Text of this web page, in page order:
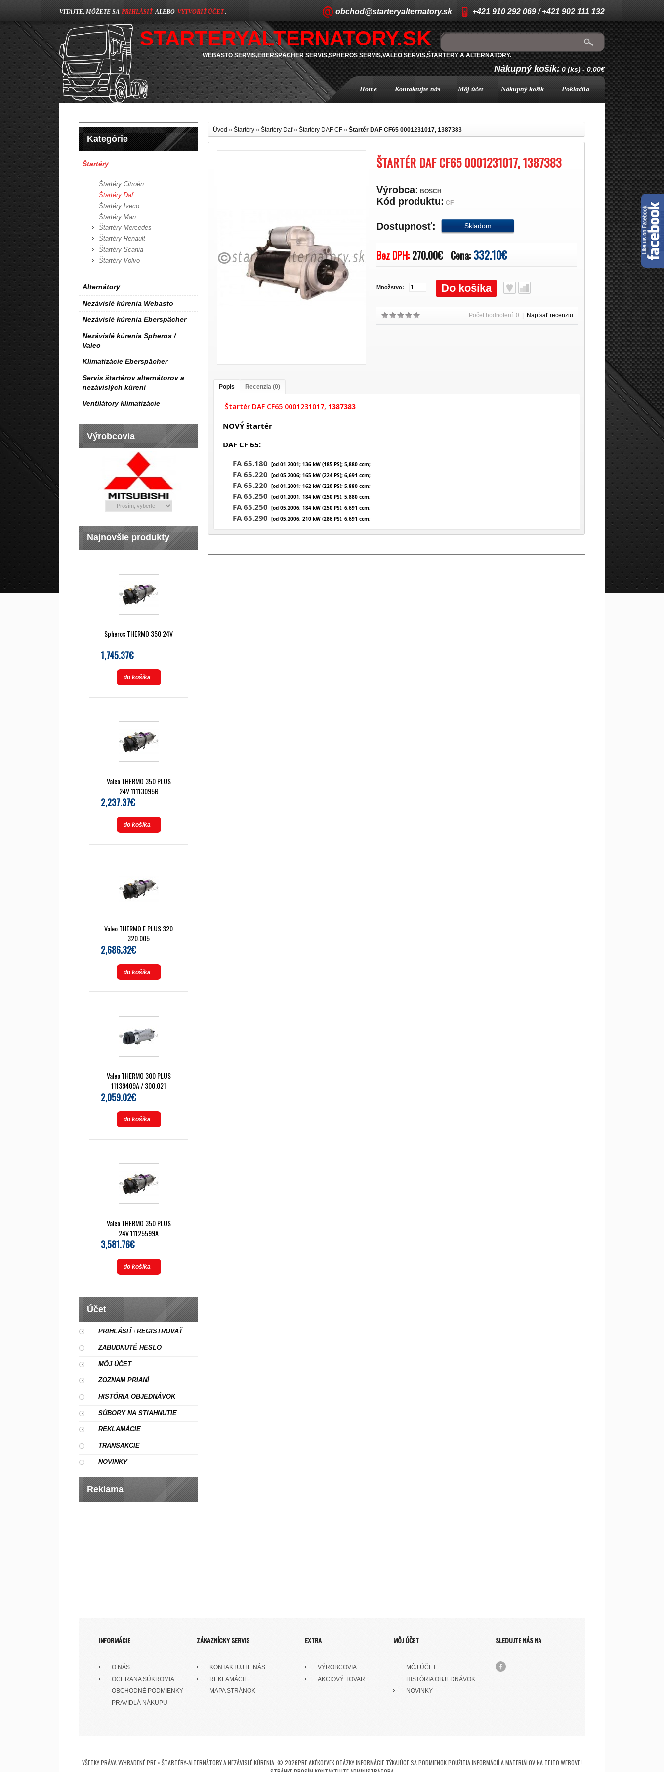
VITAJTE, MÔŽETE SA PRIHLÁSIŤ ALEBO VYTVORIŤ ÚČET. +421 910 292 069 / +421 902 111 132
obchod@starteryalternatory.sk
STARTERYALTERNATORY.SK
WEBASTO SERVIS,EBERSPÄCHER SERVIS,SPHEROS SERVIS,VALEO SERVIS,ŠTARTÉRY A ALTERNÁTORY.
Nákupný košík: 0 (ks) - 0.00€
Home Kontaktujte nás Môj účet Nákupný košík Pokladňa
Kategórie
Štartéry
Štartéry Citroën
Štartéry Daf
Štartéry Iveco
Štartéry Man
Štartéry Mercedes
Štartéry Renault
Štartéry Scania
Štartéry Volvo
Alternátory
Nezávislé kúrenia Webasto
Nezávislé kúrenia Eberspächer
Nezávislé kúrenia Spheros /
Valeo
Klimatizácie Eberspächer
Servis štartérov alternátorov a
nezávislých kúrení
Ventilátory klimatizácie
Výrobcovia
Najnovšie produkty
Spheros THERMO 350 24V
1,745.37€
do košíka
Valeo THERMO 350 PLUS
24V 11113095B
2,237.37€
do košíka
Valeo THERMO E PLUS 320
320.005
2,686.32€
do košíka
Valeo THERMO 300 PLUS
11139409A / 300.021
2,059.02€
do košíka
Valeo THERMO 350 PLUS
24V 11125599A
3,581.76€
do košíka
Účet
PRIHLÁSIŤ/REGISTROVAŤ
ZABUDNUTÉ HESLO
MÔJ ÚČET
ZOZNAM PRIANÍ
HISTÓRIA OBJEDNÁVOK
SÚBORY NA STIAHNUTIE
REKLAMÁCIE
TRANSAKCIE
NOVINKY
Reklama
Úvod » Štartéry » Štartéry Daf» Štartéry DAF CF » Štartér DAF CF65 0001231017, 1387383
ŠTARTÉR DAF CF65 0001231017, 1387383
Výrobca: BOSCH
Kód produktu: CF
Dostupnosť: Skladom
Bez DPH: 270.00€ Cena: 332.10€
Množstvo: Do košíka
Počet hodnotení: 0 Napísať recenziu
Popis Recenzia (0)
Štartér DAF CF65 0001231017, 1387383
NOVÝ štartér
DAF CF 65:
FA 65.180 [od 01.2001; 136 kW (185 PS); 5,880 ccm;
FA 65.220 [od 05.2006; 165 kW (224 PS); 6,691 ccm;
FA 65.220 [od 01.2001; 162 kW (220 PS); 5,880 ccm;
FA 65.250 [od 01.2001; 184 kW (250 PS); 5,880 ccm;
FA 65.250 [od 05.2006; 184 kW (250 PS); 6,691 ccm;
FA 65.290 [od 05.2006; 210 kW (286 PS); 6,691 ccm;
INFORMÁCIE
O NÁS
OCHRANA SÚKROMIA
OBCHODNÉ PODMIENKY
PRAVIDLÁ NÁKUPU
ZÁKAZNÍCKY SERVIS
KONTAKTUJTE NÁS
REKLAMÁCIE
MAPA STRÁNOK
EXTRA
VÝROBCOVIA
AKCIOVÝ TOVAR
MÔJ ÚČET
MÔJ ÚČET
HISTÓRIA OBJEDNÁVOK
NOVINKY
SLEDUJTE NÁS NA
VŠETKY PRÁVA VYHRADENÉ PRE • ŠTARTÉRY-ALTERNÁTORY A NEZÁVISLÉ KÚRENIA. © 2026PRE AKÉKOĽVEK OTÁZKY INFORMÁCIE TÝKAJÚCE SA PODMIENOK POUŽITIA INFORMÁCIÍ A MATERIÁLOV NA TEJTO WEBOVEJ